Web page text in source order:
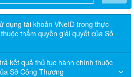
dụng tài khoản VNeID trong thực
thẩm quyền giải quyết của Sở
kết quả thủ tục hành chính thuộc
Sở Công Thương